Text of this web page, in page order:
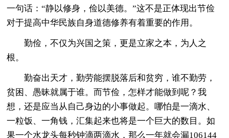
一句话：“静以修身，俭以美德。”这不是正体现出节俭
对于提高中华民族自身道德修养有着重要的作用。
勤俭，不仅为兴国之策，更是立家之本，为人之
根。
勤奋出天才，勤劳能摆脱落后和贫穷，谁不勤劳，
贫困、愚昧就属于谁。而节俭，怎样才能做到呢？我
想，还是应当从自己身边的小事做起。哪怕是一滴水、
一粒饭、一角钱，汇集起来也将是一个巨大的数目。如
果一个水龙头每秒钟滴两滴水，那么一年就会漏106144